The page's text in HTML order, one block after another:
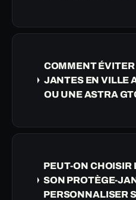
COMMENT ÉVITER
JANTES EN VILLE
OU UNE ASTRA
PEUT-ON CHOISIR
SON PROTÈGE-
PERSONNALISER